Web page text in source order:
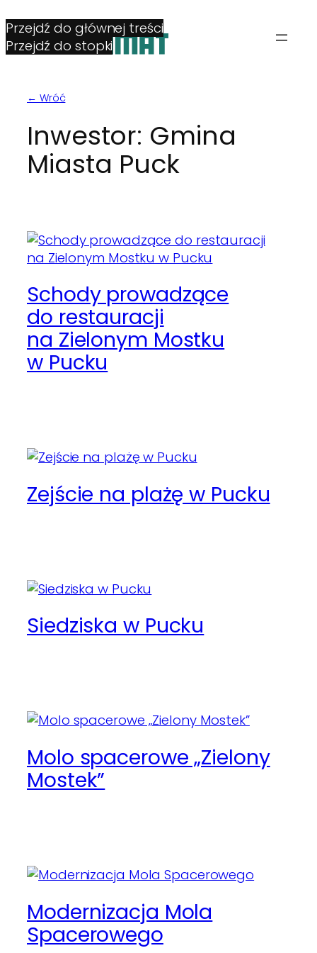
Przejdź do głównej treści
Przejdź do stopki
← Wróć
Inwestor: Gmina
Miasta Puck
Schody prowadzące
do restauracji
na Zielonym Mostku
w Pucku
Zejście na plażę w Pucku
Siedziska w Pucku
Molo spacerowe „Zielony
Mostek”
Modernizacja Mola
Spacerowego